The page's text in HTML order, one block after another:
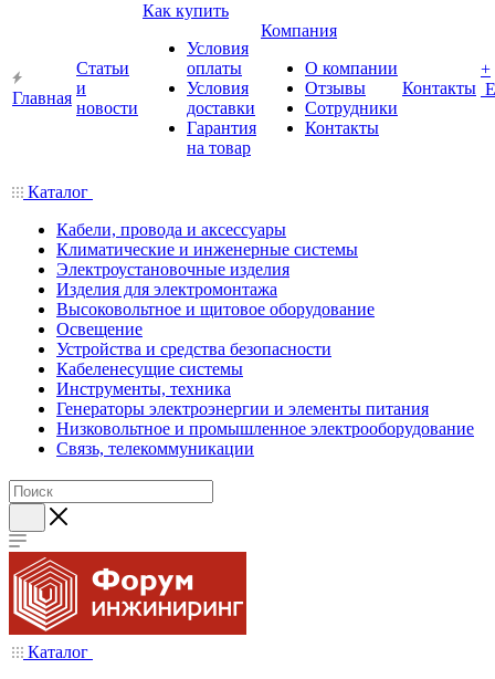
Главная
Статьи
и
новости
Как купить
Условия
оплаты
Условия
доставки
Гарантия
на товар
Компания
О компании
Отзывы
Сотрудники
Контакты
Контакты
+
Каталог
Кабели, провода и аксессуары
Климатические и инженерные системы
Электроустановочные изделия
Изделия для электромонтажа
Высоковольтное и щитовое оборудование
Освещение
Устройства и средства безопасности
Кабеленесущие системы
Инструменты, техника
Генераторы электроэнергии и элементы питания
Низковольтное и промышленное электрооборудование
Связь, телекоммуникации
Каталог